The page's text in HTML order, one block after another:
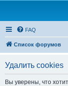
FAQ
Список форумов
Удалить cookies
Вы уверены, что